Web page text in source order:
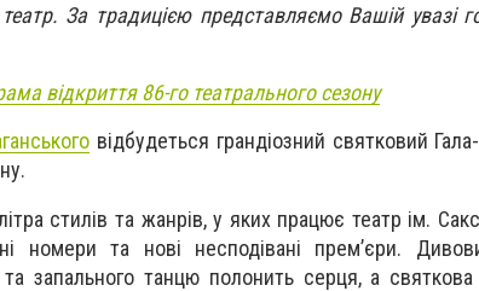
За традицією представляємо Вашій увазі
відкриття 86-го театрального сезону
відбудеться грандіозний святковий
стилів та жанрів, у яких працює театр ім.
номери та нові несподівані прем’єри.
та запального танцю полонить серця, а